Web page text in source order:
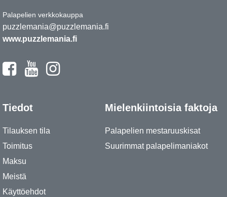
Palapelien verkkokauppa
puzzlemania@puzzlemania.fi
www.puzzlemania.fi
Tiedot
Tilauksen tila
Toimitus
Maksu
Meistä
Käyttöehdot
Mielenkiintoisia faktoja
Palapelien mestaruuskisat
Suurimmat palapelimaniakot